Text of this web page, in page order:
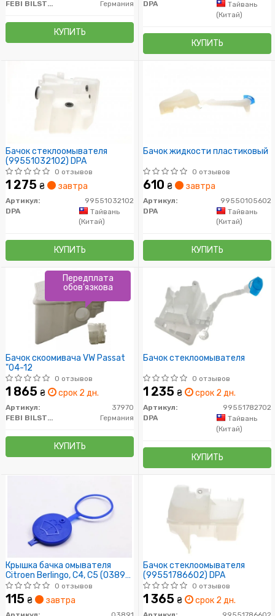
FEBI BILSTEIN
Германия
КУПИТЬ
DPA
Тайвань
(Китай)
КУПИТЬ
Бачок стеклоомывателя
(99551032102) DPA
0 отзывов
1 275 ₴ завтра
Артикул:
99551032102
DPA
Тайвань
(Китай)
КУПИТЬ
Бачок жидкости пластиковый
0 отзывов
610 ₴ завтра
Артикул:
99550105602
DPA
Тайвань
(Китай)
КУПИТЬ
Бачок скоомивача VW Passat
"04-12
0 отзывов
1 865 ₴ срок 2 дн.
Артикул:
37970
FEBI BILSTEIN
Германия
КУПИТЬ
Передплата
обов'язкова
Бачок стеклоомывателя
0 отзывов
1 235 ₴ срок 2 дн.
Артикул:
99551782702
DPA
Тайвань
(Китай)
КУПИТЬ
Крышка бачка омывателя
Citroen Berlingo, C4, C5 (03891)
Metalcaucho0 отзывов
115 ₴ завтра
Бачок стеклоомывателя
(99551786602) DPA
0 отзывов
1 365 ₴ срок 2 дн.